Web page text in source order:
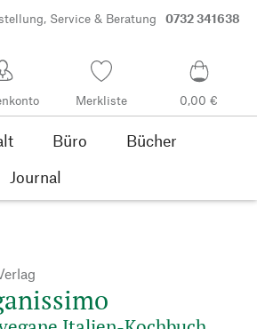
Service & Beratung 0732 341638
Merkliste 0,00 €
Büro
Bücher
Journal